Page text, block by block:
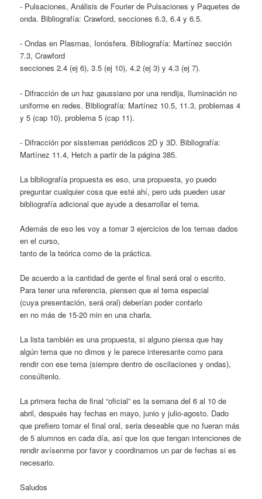
- Pulsaciones, Análisis de Fourier de Pulsaciones y Paquetes de
onda. Bibliografía: Crawford, secciones 6.3, 6.4 y 6.5.
- Ondas en Plasmas, Ionósfera. Bibliografía: Martínez sección
7.3, Crawford
secciones 2.4 (ej 6), 3.5 (ej 10), 4.2 (ej 3) y 4.3 (ej 7).
- Difracción de un haz gaussiano por una rendija, Iluminación no
uniforme en redes. Bibliografía: Martínez 10.5, 11.3, problemas 4
y 5 (cap 10), problema 5 (cap 11).
- Difracción por sisstemas periódicos 2D y 3D. Bibliografía:
Martínez 11.4, Hetch a partir de la página 385.
La blbliografía propuesta es eso, una propuesta, yo puedo
preguntar cualquier cosa que esté ahí, pero uds pueden usar
bibliografía adicional que ayude a desarrollar el tema.
Además de eso les voy a tomar 3 ejercicios de los temas dados
en el curso,
tanto de la teórica como de la práctica.
De acuerdo a la cantidad de gente el final será oral o escrito.
Para tener una referencia, piensen que el tema especial
(cuya presentación, será oral) deberían poder contarlo
en no más de 15-20 min en una charla.
La lista también es una propuesta, si alguno piensa que hay
algún tema que no dimos y le parece interesante como para
rendir con ese tema (siempre dentro de oscilaciones y ondas),
consúltenlo.
La primera fecha de final “oficial” es la semana del 6 al 10 de
abril, después hay fechas en mayo, junio y julio-agosto. Dado
que prefiero tomar el final oral, seria deseable que no fueran más
de 5 alumnos en cada día, así que los que tengan intenciones de
rendir avísenme por favor y coordinamos un par de fechas si es
necesario.
Saludos